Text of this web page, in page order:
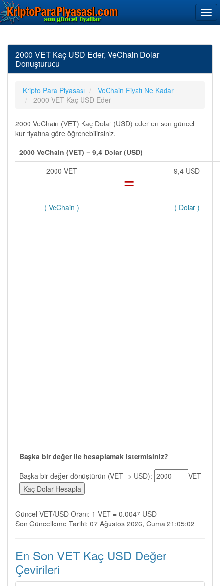
2000 VET Kaç USD Eder, VeChain Dolar
Dönüştürücü
Kripto Para Piyasası
VeChain Fiyatı Ne Kadar
2000 VET Kaç USD Eder
2000 VeChain (VET) Kaç Dolar (USD) eder en son güncel
kur fiyatına göre öğrenebilirsiniz.
2000 VeChain (VET) = 9,4 Dolar (USD)
2000 VET
= 9,4 USD
( VeChain ) ( Dolar )
Başka bir değer ile hesaplamak istermisiniz?
Başka bir değer dönüştürün (VET -> USD):
VET
Güncel VET/USD Oranı: 1 VET = 0.0047 USD
Son Güncelleme Tarihi: 07 Ağustos 2026, Cuma 21:05:02
En Son VET Kaç USD Değer
Çevirileri